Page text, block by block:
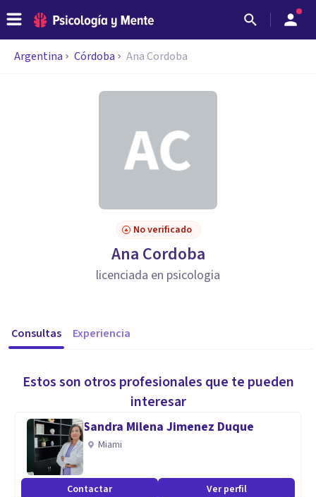
Argentina Córdoba Ana Cordoba
No verificado
Ana Cordoba
licenciada en psicologia
Consultas Experiencia
Estos son otros profesionales que te pueden
interesar
Sandra Milena Jimenez Duque
Miami
Contactar Ver perfil